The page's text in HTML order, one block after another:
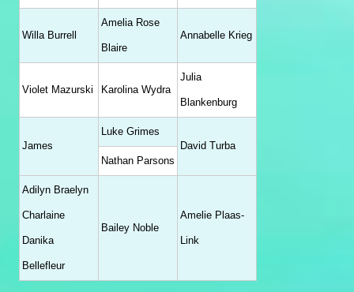
Willa Burrell
Amelia Rose
Blaire
Annabelle Krieg
Violet Mazurski Karolina Wydra
Julia
Blankenburg
James
Luke Grimes
David Turba
Nathan Parsons
Adilyn Braelyn
Charlaine
Danika
Bellefleur
Bailey Noble
Amelie Plaas-
Link